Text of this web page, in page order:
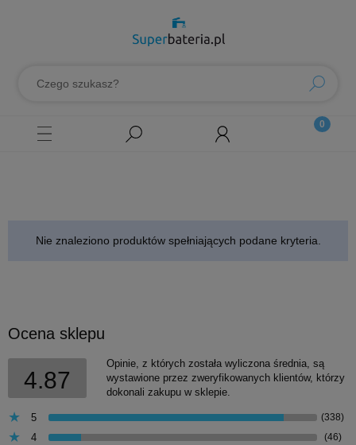
Nie znaleziono produktów spełniających podane kryteria.
Ocena sklepu
4.87
Opinie, z których została wyliczona średnia, są
wystawione przez zweryfikowanych klientów, którzy
dokonali zakupu w sklepie.
5 (338)
4 (46)